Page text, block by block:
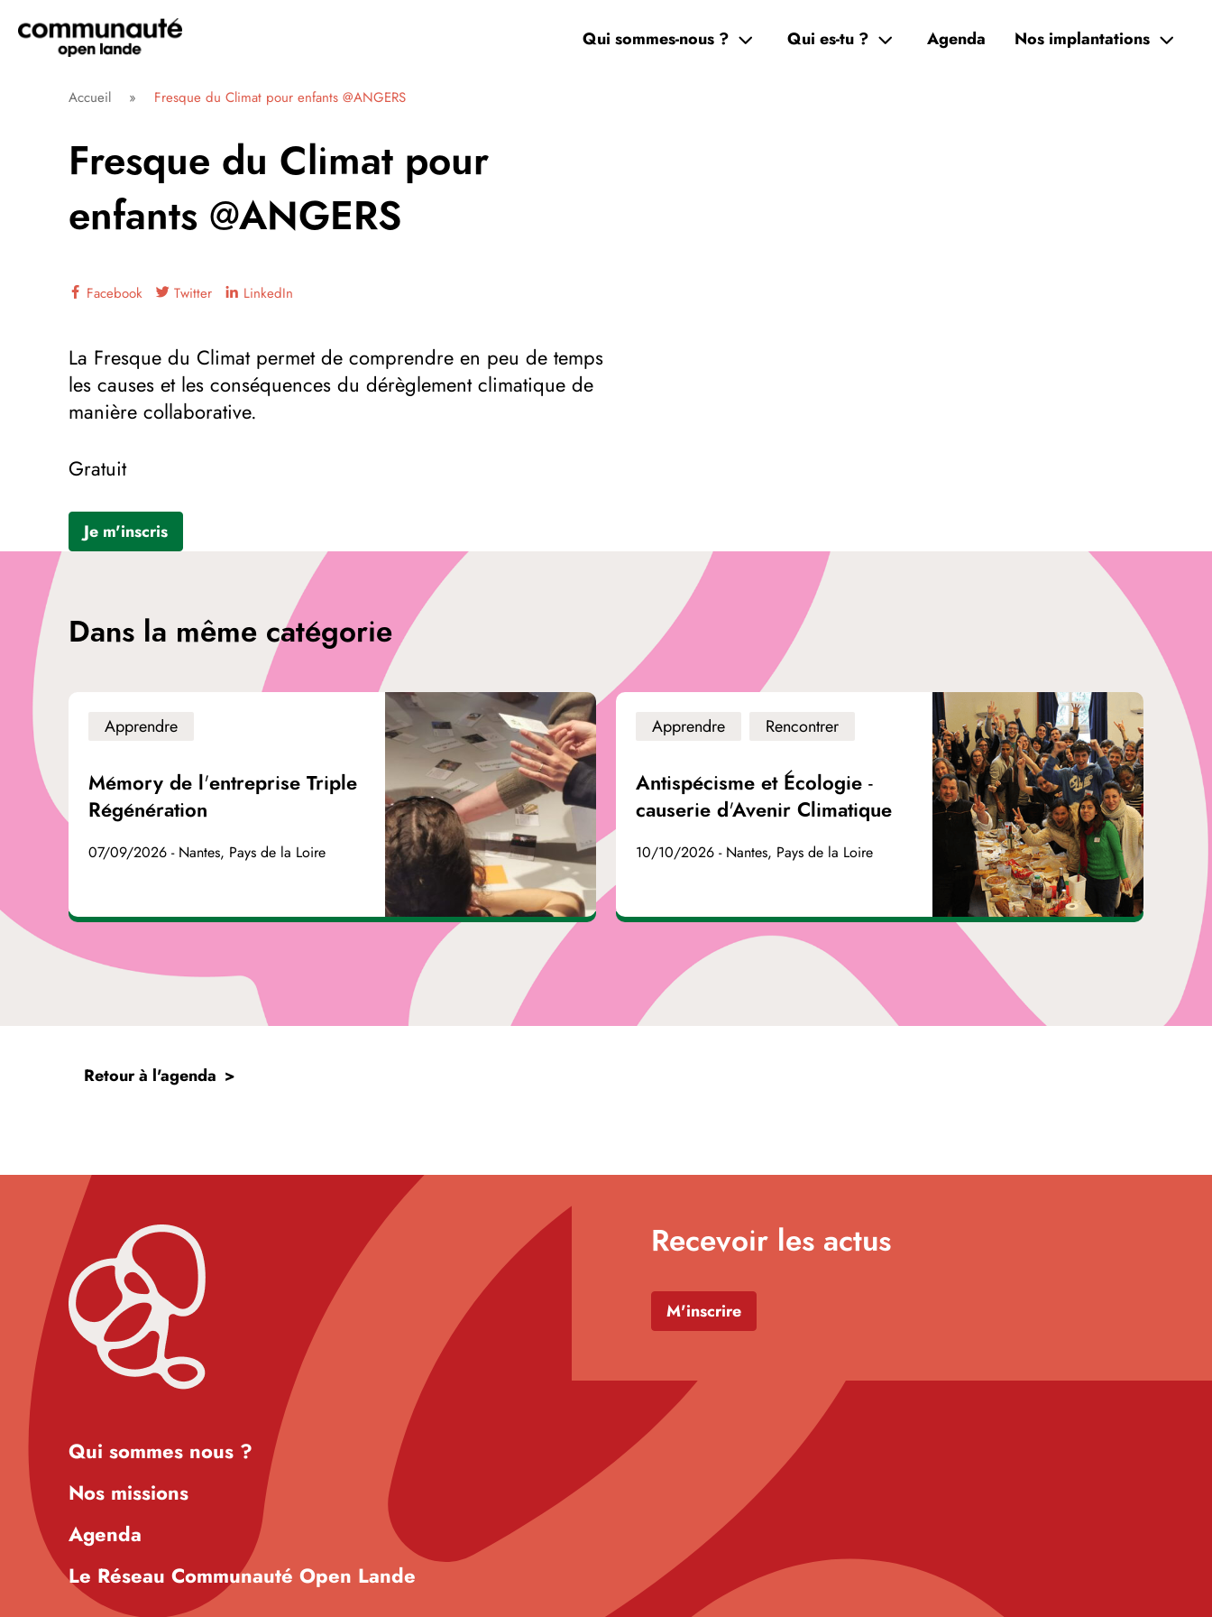
directement
Communauté Open Lande
Qui sommes-nous ? Qui es-tu ? Agenda Nos implantations
Accueil » Fresque du Climat pour enfants @ANGERS
Fresque du Climat pour
enfants @ANGERS
Facebook Twitter LinkedIn
La Fresque du Climat permet de comprendre en peu de temps
les causes et les conséquences du dérèglement climatique de
manière collaborative.
Gratuit
Je m'inscris
Dans la même catégorie
Apprendre
Mémory de l'entreprise Triple
Régénération
07/09/2026 - Nantes, Pays de la Loire
Apprendre Rencontrer
Antispécisme et Écologie -
causerie d'Avenir Climatique
10/10/2026 - Nantes, Pays de la Loire
Retour à l'agenda
Qui sommes nous ?
Nos missions
Agenda
Le Réseau Communauté Open Lande
Recevoir les actus
M'inscrire